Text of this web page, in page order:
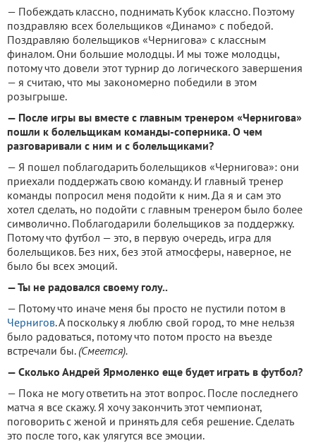
— Побеждать классно, поднимать Кубок классно. Поэтому
поздравляю всех болельщиков «Динамо» с победой.
Поздравляю болельщиков «Чернигова» с классным
финалом. Они большие молодцы. И мы тоже молодцы,
потому что довели этот турнир до логического завершения
— я считаю, что мы закономерно победили в этом
розыгрыше.
— После игры вы вместе с главным тренером «Чернигова»
пошли к болельщикам команды-соперника. О чем
разговаривали с ним и с болельщиками?
— Я пошел поблагодарить болельщиков «Чернигова»: они
приехали поддержать свою команду. И главный тренер
команды попросил меня подойти к ним. Да я и сам это
хотел сделать, но подойти с главным тренером было более
символично. Поблагодарили болельщиков за поддержку.
Потому что футбол — это, в первую очередь, игра для
болельщиков. Без них, без этой атмосферы, наверное, не
было бы всех эмоций.
— Ты не радовался своему голу..
— Потому что иначе меня бы просто не пустили потом в
Чернигов. А поскольку я люблю свой город, то мне нельзя
было радоваться, потому что потом просто на въезде
встречали бы. (Смеется).
— Сколько Андрей Ярмоленко еще будет играть в футбол?
— Пока не могу ответить на этот вопрос. После последнего
матча я все скажу. Я хочу закончить этот чемпионат,
поговорить с женой и принять для себя решение. Сделать
это после того, как улягутся все эмоции.